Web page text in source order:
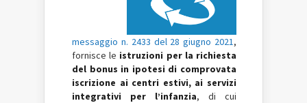
messaggio n. 2433 del 28 giugno 2021,
fornisce le istruzioni per la richiesta
del bonus in ipotesi di comprovata
iscrizione ai centri estivi, ai servizi
integrativi per l’infanzia, di cui